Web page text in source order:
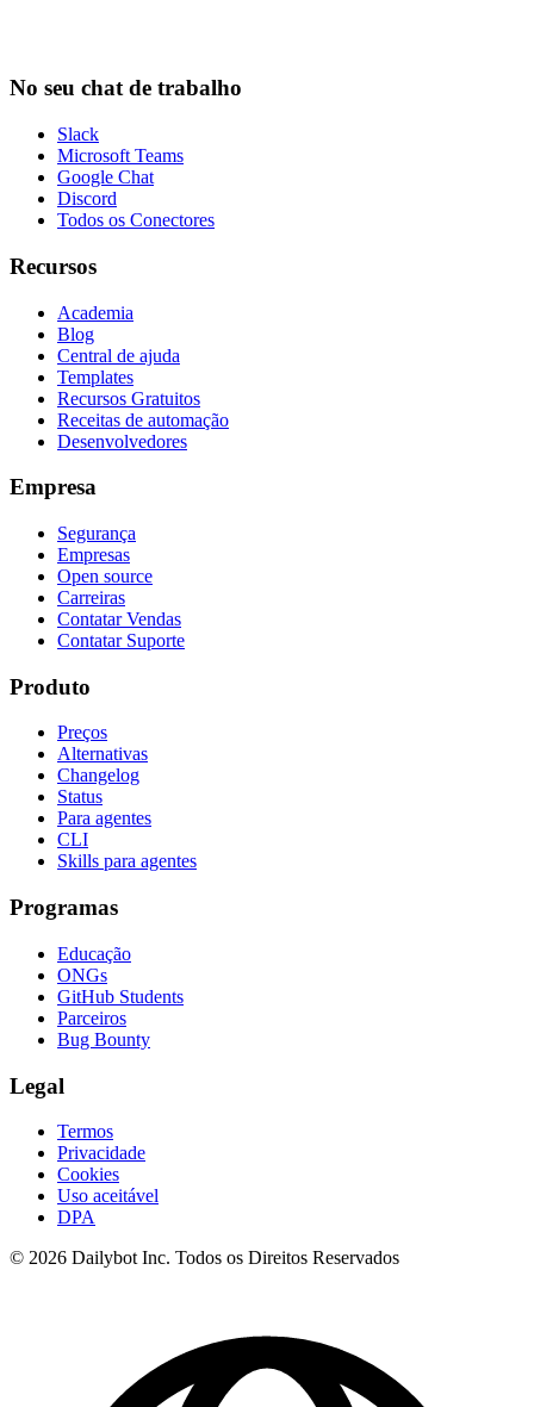
No seu chat de trabalho
Slack
Microsoft Teams
Google Chat
Discord
Todos os Conectores
Recursos
Academia
Blog
Central de ajuda
Templates
Recursos Gratuitos
Receitas de automação
Desenvolvedores
Empresa
Segurança
Empresas
Open source
Carreiras
Contatar Vendas
Contatar Suporte
Produto
Preços
Alternativas
Changelog
Status
Para agentes
CLI
Skills para agentes
Programas
Educação
ONGs
GitHub Students
Parceiros
Bug Bounty
Legal
Termos
Privacidade
Cookies
Uso aceitável
DPA
© 2026 Dailybot Inc. Todos os Direitos Reservados